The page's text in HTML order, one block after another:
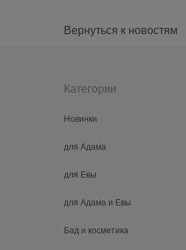
Вернуться к новостям
Категории
Новинки
для Адама
для Евы
для Адама и Евы
Бад и косметика